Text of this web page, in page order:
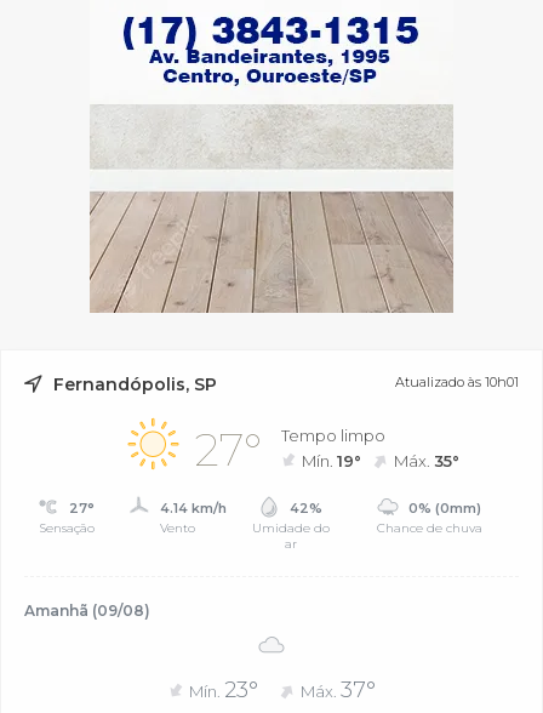
Fernandópolis, SP Atualizado às 10h01
27°
Tempo limpo
Mín.19° Máx.35°
27°
Sensação
4.14 km/h
Vento
42%
Umidade do
ar
0% (0mm)
Chance de chuva
Amanhã (09/08)
Mín. 23° Máx. 37°